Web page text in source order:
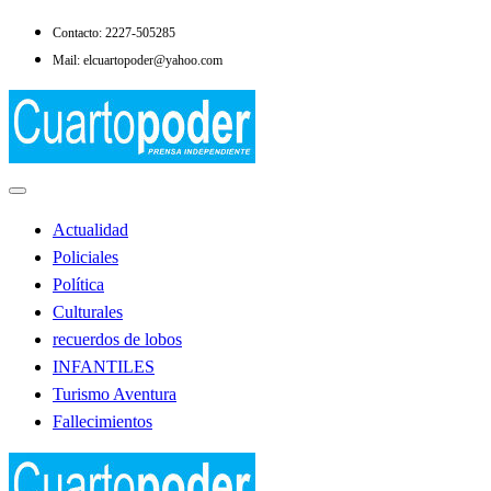
Saltar
Contacto: 2227-505285
Mail: elcuartopoder@yahoo.com
El Cuarto Poder
Actualidad
Policiales
Política
Culturales
recuerdos de lobos
INFANTILES
Turismo Aventura
Fallecimientos